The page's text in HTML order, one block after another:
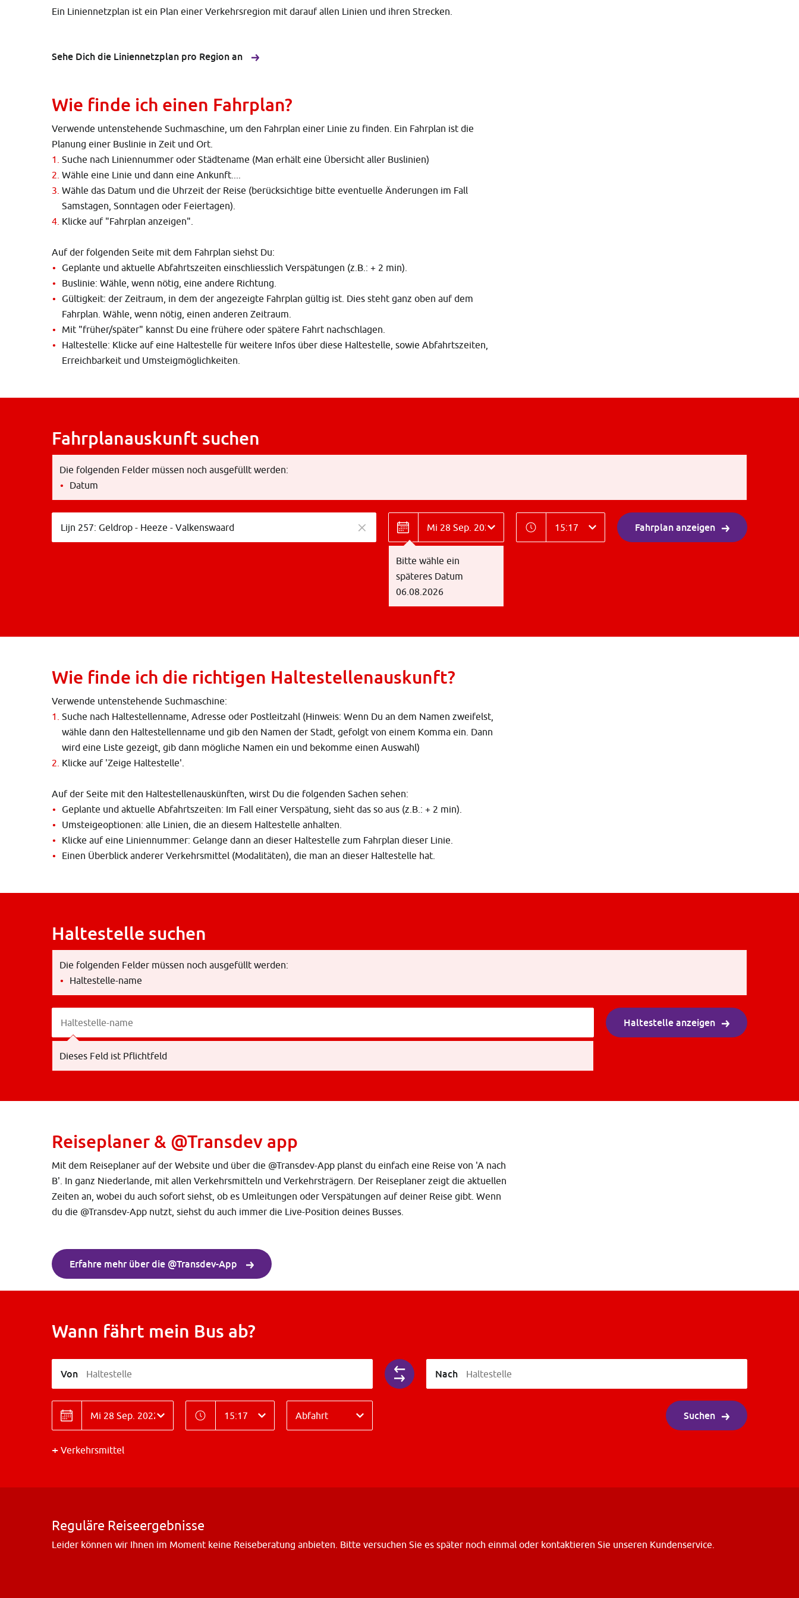
Ein Liniennetzplan ist ein Plan einer Verkehrsregion mit darauf allen Linien und ihren Strecken.
Sehe Dich die Liniennetzplan pro Region an
Wie finde ich einen Fahrplan?
Verwende untenstehende Suchmaschine, um den Fahrplan einer Linie zu finden. Ein Fahrplan ist die
Planung einer Buslinie in Zeit und Ort.
​Suche nach Liniennummer oder Städtename (Man erhält eine Übersicht aller Buslinien)
Wähle eine Linie und dann eine Ankunft....
Wähle das Datum und die Uhrzeit der Reise (berücksichtige bitte eventuelle Änderungen im Fall
Samstagen, Sonntagen oder Feiertagen).
Klicke auf "Fahrplan anzeigen".
Auf der folgenden Seite mit dem Fahrplan siehst Du:
Geplante und aktuelle Abfahrtszeiten einschliesslich Verspätungen (z.B.: + 2 min).
Buslinie: Wähle, wenn nötig, eine andere Richtung.
Gültigkeit: der Zeitraum, in dem der angezeigte Fahrplan gültig ist. Dies steht ganz oben auf dem
Fahrplan. Wähle, wenn nötig, einen anderen Zeitraum.
Mit "früher/später" kannst Du eine frühere oder spätere Fahrt nachschlagen.
Haltestelle: Klicke auf eine Haltestelle für weitere Infos über diese Haltestelle, sowie Abfahrtszeiten,
Erreichbarkeit und Umsteigmöglichkeiten.
Fahrplanauskunft suchen
Die folgenden Felder müssen noch ausgefüllt werden:
Datum
Lijn 257: Geldrop - Heeze - Valkenswaard
Datum
Datum
Bitte wähle ein
späteres Datum
06.08.2026
Zeitpunkt
Zeitpunkt Fahrplan anzeigen
Wie finde ich die richtigen Haltestellenauskunft?
Verwende untenstehende Suchmaschine:
Suche nach Haltestellenname, Adresse oder Postleitzahl (Hinweis: Wenn Du an dem Namen zweifelst,
wähle dann den Haltestellenname und gib den Namen der Stadt, gefolgt von einem Komma ein. Dann
wird eine Liste gezeigt, gib dann mögliche Namen ein und bekomme einen Auswahl)
Klicke auf 'Zeige Haltestelle'.
Auf der Seite mit den Haltestellenauskünften, wirst Du die folgenden Sachen sehen:
Geplante und aktuelle Abfahrtszeiten: Im Fall einer Verspätung, sieht das so aus (z.B.: + 2 min).
Umsteigeoptionen: alle Linien, die an diesem Haltestelle anhalten.
Klicke auf eine Liniennummer: Gelange dann an dieser Haltestelle zum Fahrplan dieser Linie.
Einen Überblick anderer Verkehrsmittel (Modalitäten), die man an dieser Haltestelle hat.
Haltestelle suchen
Die folgenden Felder müssen noch ausgefüllt werden:
Haltestelle-name
Haltestelle-name
Dieses Feld ist Pflichtfeld
Haltestelle anzeigen
Reiseplaner & @Transdev app
Mit dem Reiseplaner auf der Website und über die @Transdev-App planst du einfach eine Reise von 'A nach
B'. In ganz Niederlande, mit allen Verkehrsmitteln und Verkehrsträgern. Der Reiseplaner zeigt die aktuellen
Zeiten an, wobei du auch sofort siehst, ob es Umleitungen oder Verspätungen auf deiner Reise gibt. Wenn
du die @Transdev-App nutzt, siehst du auch immer die Live-Position deines Busses.
Erfahre mehr über die @Transdev-App
Wann fährt mein Bus ab?
Von Haltestelle Nach Haltestelle
Datum
Datum
Zeit
Zeit Abfahrt
Verkehrsmittel
Suchen
Reguläre Reiseergebnisse
Leider können wir Ihnen im Moment keine Reiseberatung anbieten. Bitte versuchen Sie es später noch einmal oder kontaktieren Sie unseren Kundenservice.